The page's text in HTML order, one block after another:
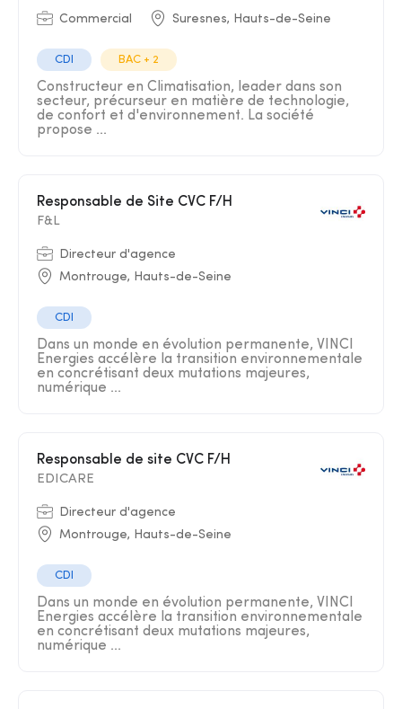
Commercial Suresnes, Hauts-de-Seine
CDI BAC + 2
Constructeur en Climatisation, leader dans son
secteur, précurseur en matière de technologie,
de confort et d'environnement. La société
propose ...
Responsable de Site CVC F/H
F&L
Directeur d'agence
Montrouge, Hauts-de-Seine
CDI
Dans un monde en évolution permanente, VINCI
Energies accélère la transition environnementale
en concrétisant deux mutations majeures,
numérique ...
Responsable de site CVC F/H
EDICARE
Directeur d'agence
Montrouge, Hauts-de-Seine
CDI
Dans un monde en évolution permanente, VINCI
Energies accélère la transition environnementale
en concrétisant deux mutations majeures,
numérique ...